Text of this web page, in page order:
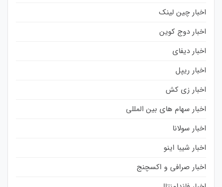
اخبار چین لینک
اخبار دوج کوین
اخبار دیفای
اخبار ریپل
اخبار زی کش
اخبار سهام های بین المللی
اخبار سولانا
اخبار شیبا اینو
اخبار صرافی و اکسچنج